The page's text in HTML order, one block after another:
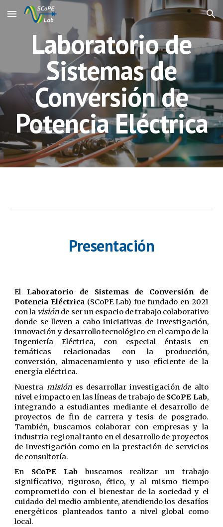
Skip to main content Skip to navigation
Laboratorio de
Sistemas de
Conversión de
Potencia Eléctrica
Presentación
ElLaboratorio de Sistemas de Conversión de
Potencia Eléctrica (SCoPE Lab) fue fundado en 2021
con la visión de ser un espacio de trabajo colaborativo
donde se lleven a cabo iniciativas de investigación,
innovación y desarrollo tecnológico en el campo de la
Ingeniería Eléctrica, con especial énfasis en
temáticas relacionadas con la producción,
conversión, almacenamiento y uso eficiente de la
energía eléctrica.
Nuestra misiónes desarrollar investigación de alto
nivel e impacto en laslíneas de trabajode SCoPE Lab,
integrando a estudiantes mediante el desarrollo de
proyectos de fin de carrera y tesis de posgrado.
También, buscamos colaborar con empresas y la
industria regional tanto en el desarrollo de proyectos
de investigación como en la prestación de servicios
de consultoría.
En SCoPE Labbuscamos realizar un trabajo
significativo, riguroso, ético, y al mismo tiempo
comprometido con el bienestar de la sociedad y el
cuidado del medio ambiente, atendiendo los desafíos
energéticos planteados tanto a nivel global como
local.